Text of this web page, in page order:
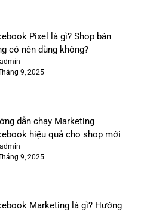
Pixel là gì? Shop bán
có nên dùng không?
9, 2025
dẫn chạy Marketing
hiệu quả cho shop mới
9, 2025
Marketing là gì? Hướng